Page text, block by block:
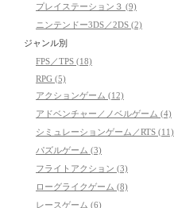
プレイステーション３ (9)
ニンテンドー3DS／2DS (2)
ジャンル別
FPS／TPS (18)
RPG (5)
アクションゲーム (12)
アドベンチャー／ノベルゲーム (4)
シミュレーションゲーム／RTS (11)
パズルゲーム (3)
フライトアクション (3)
ローグライクゲーム (8)
レースゲーム (6)